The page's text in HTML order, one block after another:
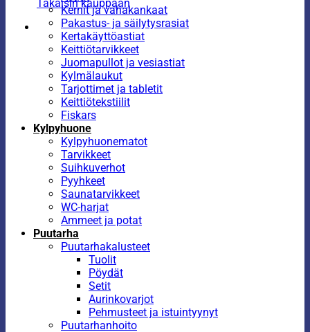
Takaisin kauppaan
Kernit ja vahakankaat
Pakastus- ja säilytysrasiat
Kertakäyttöastiat
Keittiötarvikkeet
Juomapullot ja vesiastiat
Kylmälaukut
Tarjottimet ja tabletit
Keittiötekstiilit
Fiskars
Kylpyhuone
Kylpyhuonematot
Tarvikkeet
Suihkuverhot
Pyyhkeet
Saunatarvikkeet
WC-harjat
Ammeet ja potat
Puutarha
Puutarhakalusteet
Tuolit
Pöydät
Setit
Aurinkovarjot
Pehmusteet ja istuintyynyt
Puutarhanhoito